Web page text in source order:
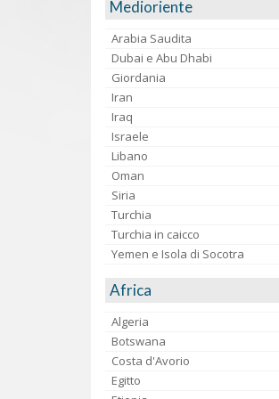
Medioriente
Arabia Saudita
Dubai e Abu Dhabi
Giordania
Iran
Iraq
Israele
Libano
Oman
Siria
Turchia
Turchia in caicco
Yemen e Isola di Socotra
Africa
Algeria
Botswana
Costa d'Avorio
Egitto